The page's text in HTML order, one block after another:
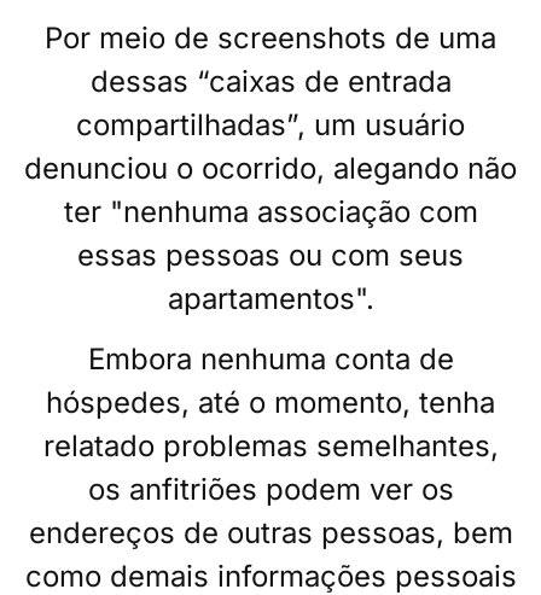
Por meio de screenshots de uma
dessas “caixas de entrada
compartilhadas”, um usuário
denunciou o ocorrido, alegando não
ter "nenhuma associação com
essas pessoas ou com seus
apartamentos".
Embora nenhuma conta de
hóspedes, até o momento, tenha
relatado problemas semelhantes,
os anfitriões podem ver os
endereços de outras pessoas, bem
como demais informações pessoais